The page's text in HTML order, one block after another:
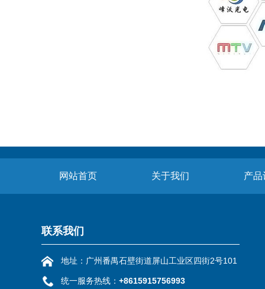
网站首页 关于我们 产品
联系我们
地址：广州番禺石壁街道屏山工业区四街2号101
统一服务热线： +8615915756993